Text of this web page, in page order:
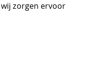
zorgen ervoor